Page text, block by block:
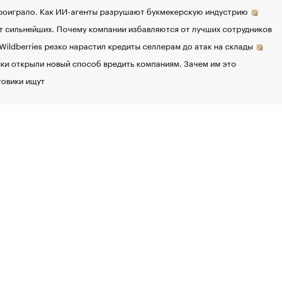
Как ИИ-агенты разрушают букмекерскую индустрию
сильнейших. Почему компании избавляются от лучших сотрудников
резко нарастил кредиты селлерам до атак на склады
открыли новый способ вредить компаниям. Зачем им это
ищут